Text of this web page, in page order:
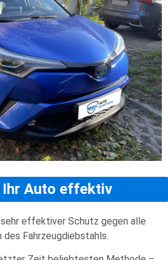
Ihr Auto effektiv
effektiver Schutz gegen alle
Fahrzeugdiebstahls.